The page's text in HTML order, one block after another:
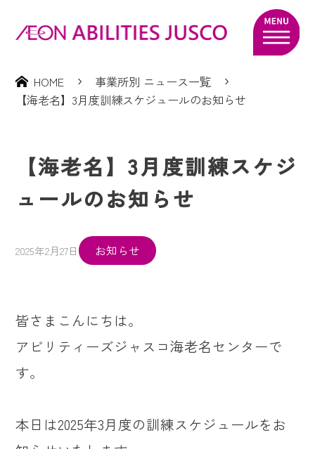
HOME
事業所別 ニュース一覧
【海老名】3月度訓練スケジュールのお知らせ
【海老名】3月度訓練スケジ
ュールのお知らせ
2025年2月27日 お知らせ
皆さまこんにちは。
アビリティーズジャスコ海老名センターで
す。
本日は2025年3月度の訓練スケジュールをお